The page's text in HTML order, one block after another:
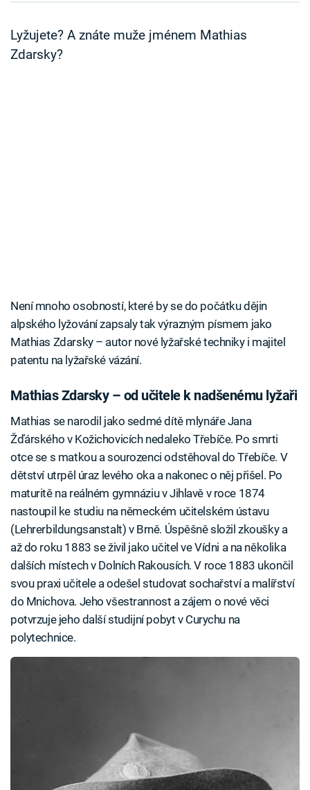
Sledujte nás
Lyžujete? A znáte muže jménem Mathias
Zdarsky?
Není mnoho osobností, které by se do počátku dějin
alpského lyžování zapsaly tak výrazným písmem jako
Mathias Zdarsky – autor nové lyžařské techniky i majitel
patentu na lyžařské vázání.
Mathias Zdarsky – od učitele k nadšenému lyžaři
Mathias se narodil jako sedmé dítě mlynáře Jana
Žďárského v Kožichovicích nedaleko Třebíče. Po smrti
otce se s matkou a sourozenci odstěhoval do Třebíče. V
dětství utrpěl úraz levého oka a nakonec o něj přišel. Po
maturitě na reálném gymnáziu v Jihlavě v roce 1874
nastoupil ke studiu na německém učitelském ústavu
(Lehrerbildungsanstalt) v Brně. Úspěšně složil zkoušky a
až do roku 1883 se živil jako učitel ve Vídni a na několika
dalších místech v Dolních Rakousích. V roce 1883 ukončil
svou praxi učitele a odešel studovat sochařství a malířství
do Mnichova. Jeho všestrannost a zájem o nové věci
potvrzuje jeho další studijní pobyt v Curychu na
polytechnice.